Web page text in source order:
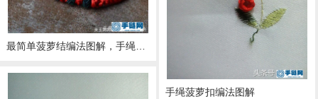
手绳菠萝扣编法图解